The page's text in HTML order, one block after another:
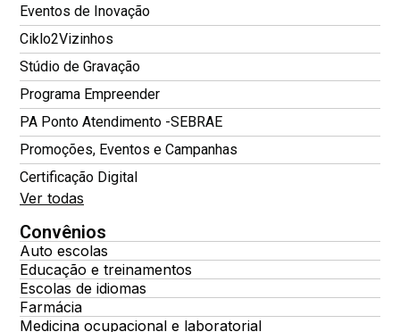
Eventos de Inovação
Ciklo2Vizinhos
Stúdio de Gravação
Programa Empreender
PA Ponto Atendimento -SEBRAE
Promoções, Eventos e Campanhas
Certificação Digital
Ver todas
Convênios
Auto escolas
Educação e treinamentos
Escolas de idiomas
Farmácia
Medicina ocupacional e laboratorial